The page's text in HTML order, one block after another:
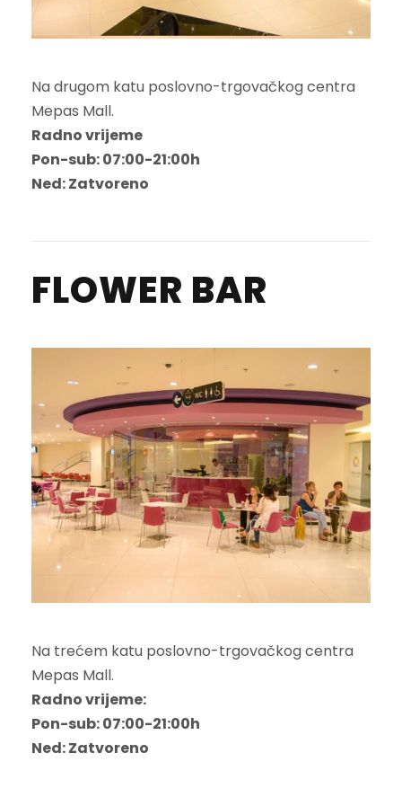
Na drugom katu poslovno-trgovačkog centra
Mepas Mall.
Radno vrijeme
Pon-sub: 07:00-21:00h
Ned: Zatvoreno
FLOWER BAR
Na trećem katu poslovno-trgovačkog centra
Mepas Mall.
Radno vrijeme:
Pon-sub: 07:00-21:00h
Ned: Zatvoreno